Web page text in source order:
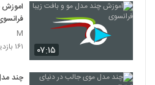
۰۷:۱۵
اموزش
M
۱۶۱ بازدید
چند